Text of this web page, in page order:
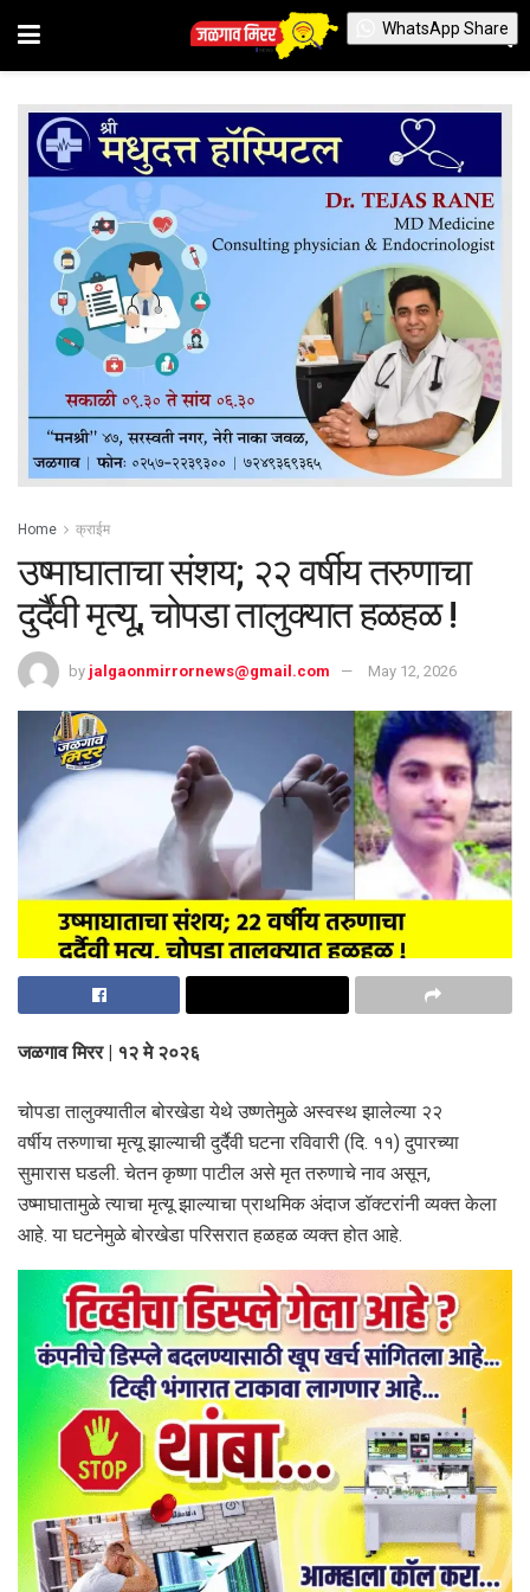
Home क्राईम
उष्माघाताचा संशय; २२ वर्षीय तरुणाचा
दुर्दैवी मृत्यू, चोपडा तालुक्यात हळहळ !
by jalgaonmirrornews@gmail.com May 12, 2026
जळगाव मिरर | १२ मे २०२६
चोपडा तालुक्यातील बोरखेडा येथे उष्णतेमुळे अस्वस्थ झालेल्या २२
वर्षीय तरुणाचा मृत्यू झाल्याची दुर्दैवी घटना रविवारी (दि. ११) दुपारच्या
सुमारास घडली. चेतन कृष्णा पाटील असे मृत तरुणाचे नाव असून,
उष्माघातामुळे त्याचा मृत्यू झाल्याचा प्राथमिक अंदाज डॉक्टरांनी व्यक्त केला
आहे. या घटनेमुळे बोरखेडा परिसरात हळहळ व्यक्त होत आहे.
WhatsApp Share